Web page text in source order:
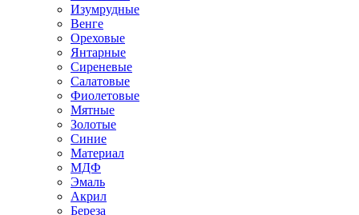
Изумрудные
Венге
Ореховые
Янтарные
Сиреневые
Салатовые
Фиолетовые
Мятные
Золотые
Синие
Материал
МДФ
Эмаль
Акрил
Береза